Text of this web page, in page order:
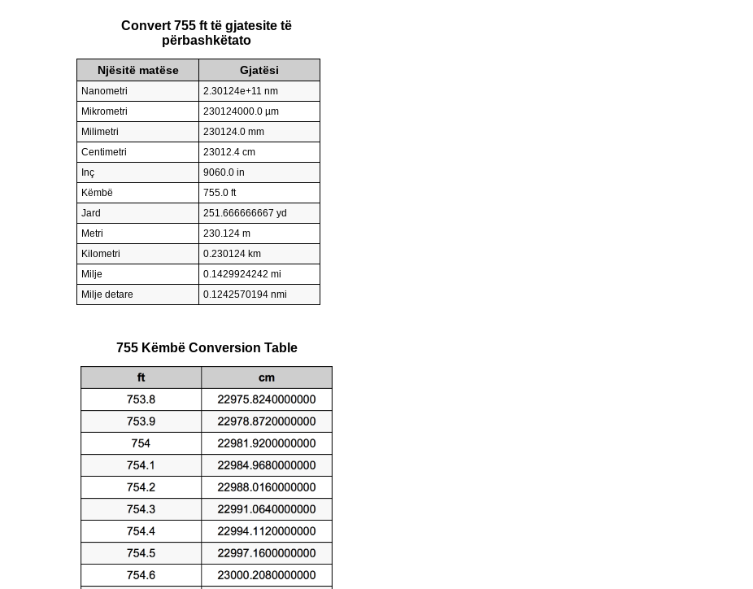
Convert 755 ft të gjatesite të
përbashkëtato
Njësitë matëse Gjatësi
Nanometri
2.30124e+11 nm
Mikrometri
230124000.0 µm
Milimetri
230124.0 mm
Centimetri
23012.4 cm
Inç
9060.0 in
Këmbë
755.0 ft
Jard
251.666666667 yd
Metri
230.124 m
Kilometri
0.230124 km
Milje
0.1429924242 mi
Milje detare
0.1242570194 nmi
755 Këmbë Conversion Table